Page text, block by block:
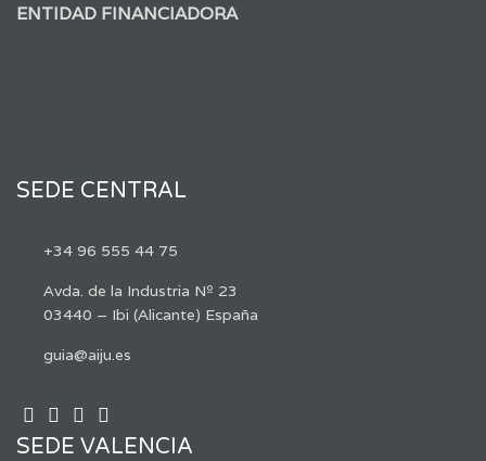
ENTIDAD FINANCIADORA
SEDE CENTRAL
+34 96 555 44 75
Avda. de la Industria Nº 23
03440 – Ibi (Alicante) España
guia@aiju.es
SEDE VALENCIA